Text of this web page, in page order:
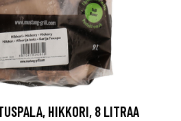
HIKKORI, 8 LITRAA